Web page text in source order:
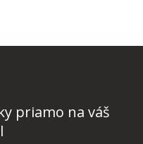
priamo na váš